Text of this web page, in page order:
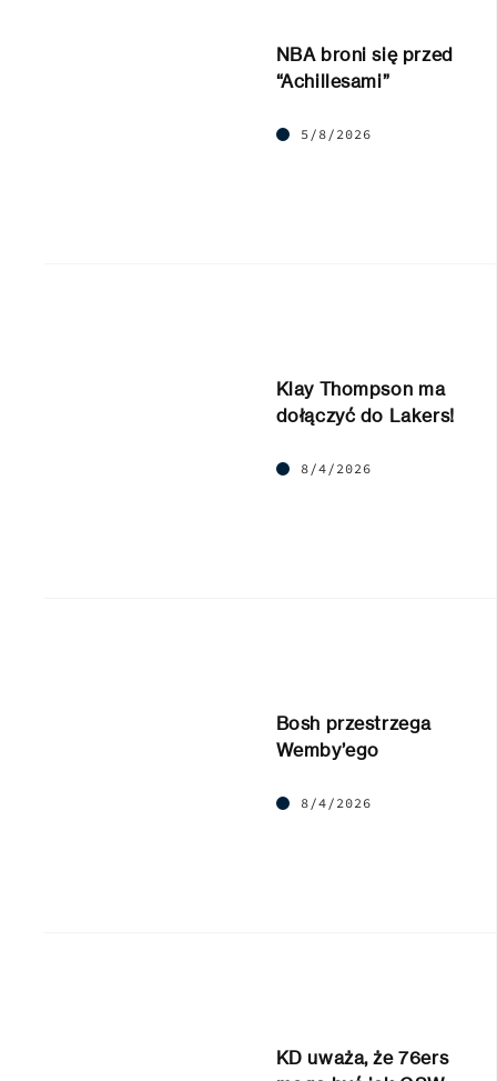
NBA broni się przed
“Achillesami”
5/8/2026
Klay Thompson ma
dołączyć do Lakers!
8/4/2026
Bosh przestrzega
Wemby’ego
8/4/2026
KD uważa, że 76ers